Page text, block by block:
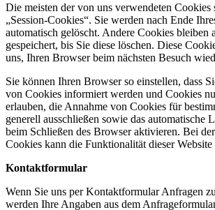
Die meisten der von uns verwendeten Cookies
„Session-Cookies“. Sie werden nach Ende
automatisch gelöscht. Andere Cookies bleiben
gespeichert, bis Sie diese löschen. Diese
uns, Ihren Browser beim nächsten Besuch
Sie können Ihren Browser so einstellen, dass
von Cookies informiert werden und Cookies
erlauben, die Annahme von Cookies für
generell ausschließen sowie das automatische
beim Schließen des Browser aktivieren. Bei
Cookies kann die Funktionalität dieser Website
Kontaktformular
Wenn Sie uns per Kontaktformular Anfragen
werden Ihre Angaben aus dem